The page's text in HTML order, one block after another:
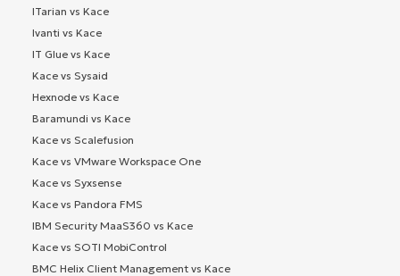
ITarian vs Kace
Ivanti vs Kace
IT Glue vs Kace
Kace vs Sysaid
Hexnode vs Kace
Baramundi vs Kace
Kace vs Scalefusion
Kace vs VMware Workspace One
Kace vs Syxsense
Kace vs Pandora FMS
IBM Security MaaS360 vs Kace
Kace vs SOTI MobiControl
BMC Helix Client Management vs Kace